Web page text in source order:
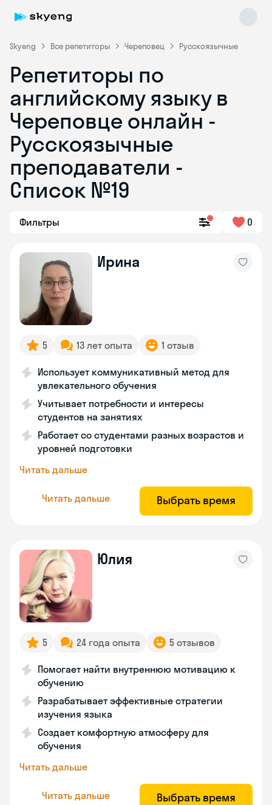
Skyeng Все репетиторы Череповец Русскоязычные
Репетиторы по
английскому языку в
Череповце онлайн -
Русскоязычные
преподаватели -
Список №19
Фильтры 0
Ирина
5 13 лет опыта 1 отзыв
Использует коммуникативный метод для
увлекательного обучения
Учитывает потребности и интересы
студентов на занятиях
Работает со студентами разных возрастов и
уровней подготовки
Читать дальше
Читать дальше Выбрать время
Юлия
5 24 года опыта 5 отзывов
Помогает найти внутреннюю мотивацию к
обучению
Разрабатывает эффективные стратегии
изучения языка
Создает комфортную атмосферу для
обучения
Читать дальше
Читать дальше Выбрать время
online